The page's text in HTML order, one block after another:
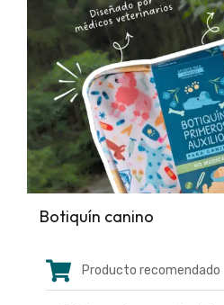
Botiquín canino
Producto recomendado